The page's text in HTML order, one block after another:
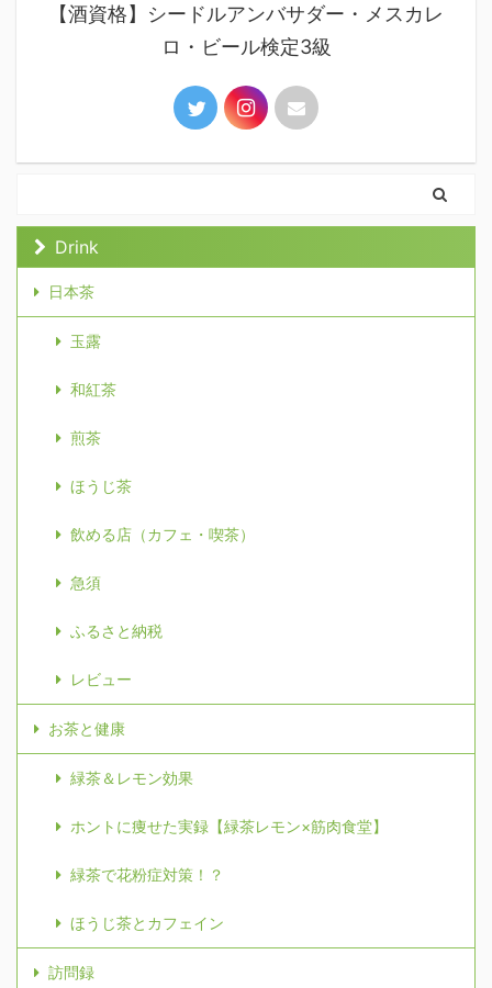
【酒資格】シードルアンバサダー・メスカレ
ロ・ビール検定3級
Drink
日本茶
玉露
和紅茶
煎茶
ほうじ茶
飲める店（カフェ・喫茶）
急須
ふるさと納税
レビュー
お茶と健康
緑茶＆レモン効果
ホントに痩せた実録【緑茶レモン×筋肉食堂】
緑茶で花粉症対策！？
ほうじ茶とカフェイン
訪問録